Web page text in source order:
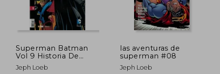
Superman Batman
Vol 9 Historia De
Sam, De Loeb, Jeph
Jeph Loeb
las aventuras de
superman #08
Jeph Loeb